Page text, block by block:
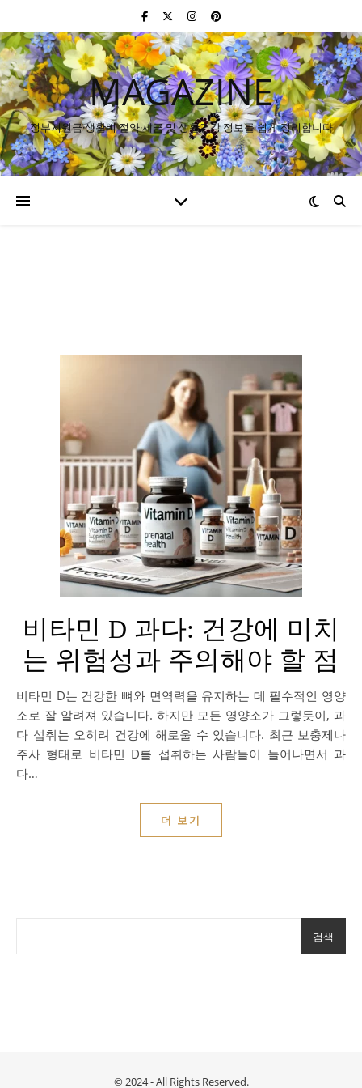
MAGAZINE
정부지원금·생활비 절약·세금 및 생활건강 정보를 쉽게 정리합니다
비타민 D 과다: 건강에 미치
는 위험성과 주의해야 할 점
비타민 D는 건강한 뼈와 면역력을 유지하는 데 필수적인 영양
소로 잘 알려져 있습니다. 하지만 모든 영양소가 그렇듯이, 과
다 섭취는 오히려 건강에 해로울 수 있습니다. 최근 보충제나
주사 형태로 비타민 D를 섭취하는 사람들이 늘어나면서 과
다…
더 보기
검색
© 2024 - All Rights Reserved.